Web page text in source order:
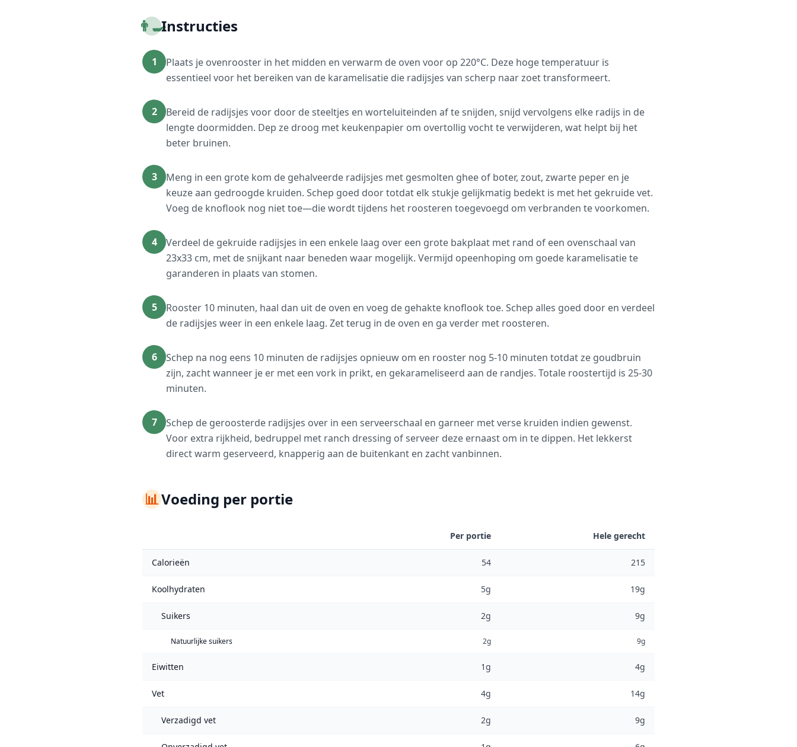
👨‍🍳Instructies
1
Plaats je ovenrooster in het midden en verwarm de oven voor op 220°C. Deze hoge temperatuur is
essentieel voor het bereiken van de karamelisatie die radijsjes van scherp naar zoet transformeert.
2
Bereid de radijsjes voor door de steeltjes en worteluiteinden af te snijden, snijd vervolgens elke radijs in de
lengte doormidden. Dep ze droog met keukenpapier om overtollig vocht te verwijderen, wat helpt bij het
beter bruinen.
3
Meng in een grote kom de gehalveerde radijsjes met gesmolten ghee of boter, zout, zwarte peper en je
keuze aan gedroogde kruiden. Schep goed door totdat elk stukje gelijkmatig bedekt is met het gekruide vet.
Voeg de knoflook nog niet toe—die wordt tijdens het roosteren toegevoegd om verbranden te voorkomen.
4
Verdeel de gekruide radijsjes in een enkele laag over een grote bakplaat met rand of een ovenschaal van
23x33 cm, met de snijkant naar beneden waar mogelijk. Vermijd opeenhoping om goede karamelisatie te
garanderen in plaats van stomen.
5
Rooster 10 minuten, haal dan uit de oven en voeg de gehakte knoflook toe. Schep alles goed door en verdeel
de radijsjes weer in een enkele laag. Zet terug in de oven en ga verder met roosteren.
6
Schep na nog eens 10 minuten de radijsjes opnieuw om en rooster nog 5-10 minuten totdat ze goudbruin
zijn, zacht wanneer je er met een vork in prikt, en gekarameliseerd aan de randjes. Totale roostertijd is 25-30
minuten.
7
Schep de geroosterde radijsjes over in een serveerschaal en garneer met verse kruiden indien gewenst.
Voor extra rijkheid, bedruppel met ranch dressing of serveer deze ernaast om in te dippen. Het lekkerst
direct warm geserveerd, knapperig aan de buitenkant en zacht vanbinnen.
📊Voeding per portie
Per portie Hele gerecht
Calorieën 54 215
Koolhydraten 5g 19g
Suikers 2g 9g
Natuurlijke suikers 2g 9g
Eiwitten 1g 4g
Vet 4g 14g
Verzadigd vet 2g 9g